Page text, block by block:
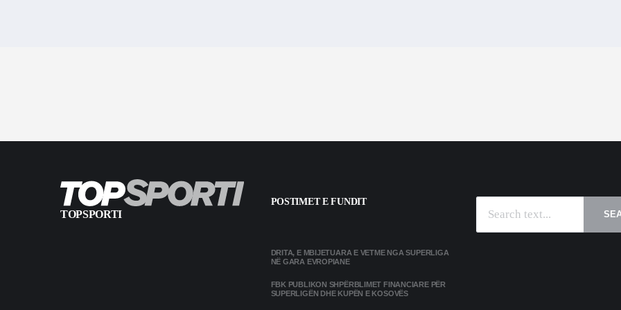
TOPSPORTI
POSTIMET E FUNDIT
DRITA, E MBIJETUARA E VETME NGA SUPERLIGA
NË GARA EVROPIANE
FBK PUBLIKON SHPËRBLIMET FINANCIARE PËR
SUPERLIGËN DHE KUPËN E KOSOVËS